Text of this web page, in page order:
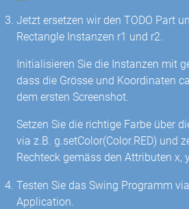
Jetzt ersetzen wir den TODO Part
Rectangle Instanzen r1 und r2.
Initialisieren Sie die Instanzen mit
dass die Grösse und Koordinaten
dem ersten Screenshot.
Setzen Sie die richtige Farbe über
via z.B. g.setColor(Color.RED) und
Rechteck gemäss den Attributen x,
Testen Sie das Swing Programm
Application.